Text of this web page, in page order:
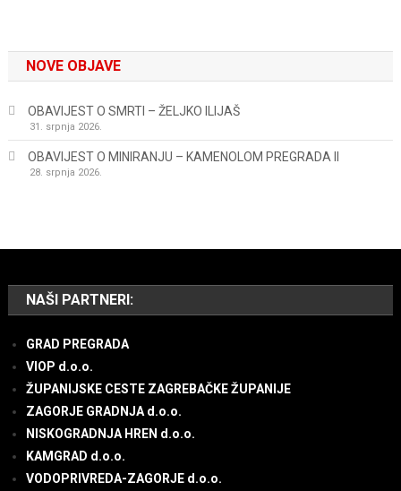
NOVE OBJAVE
OBAVIJEST O SMRTI – ŽELJKO ILIJAŠ
31. srpnja 2026.
OBAVIJEST O MINIRANJU – KAMENOLOM PREGRADA II
28. srpnja 2026.
NAŠI PARTNERI:
GRAD PREGRADA
VIOP d.o.o.
ŽUPANIJSKE CESTE ZAGREBAČKE ŽUPANIJE
ZAGORJE GRADNJA d.o.o.
NISKOGRADNJA HREN d.o.o.
KAMGRAD d.o.o.
VODOPRIVREDA-ZAGORJE d.o.o.